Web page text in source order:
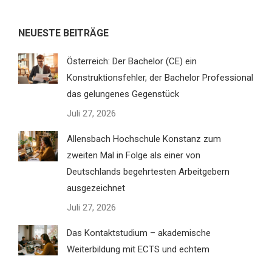
NEUESTE BEITRÄGE
Österreich: Der Bachelor (CE) ein
Konstruktionsfehler, der Bachelor Professional
das gelungenes Gegenstück
Juli 27, 2026
Allensbach Hochschule Konstanz zum
zweiten Mal in Folge als einer von
Deutschlands begehrtesten Arbeitgebern
ausgezeichnet
Juli 27, 2026
Das Kontaktstudium – akademische
Weiterbildung mit ECTS und echtem